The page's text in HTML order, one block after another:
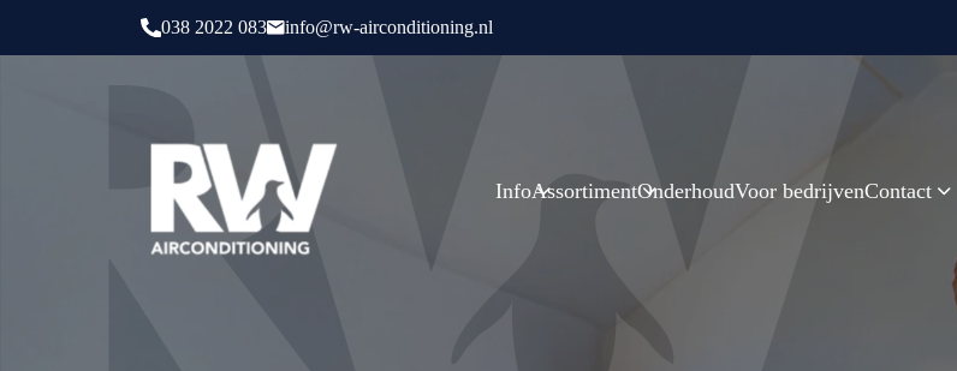
038 2022 083 info@rw-airconditioning.nl
InfoAssortimentOnderhoudVoor bedrijvenContact